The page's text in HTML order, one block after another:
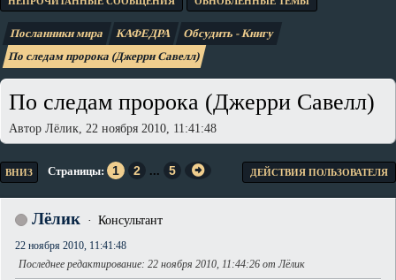
Посланники мира КАФЕДРА
Обсудить - Книгу
По следам пророка (Джерри Савелл)
По следам пророка (Джерри Савелл)
Автор Лёлик, 22 ноября 2010, 11:41:48
ВНИЗ Страницы 1 2 ... 5 ДЕЙСТВИЯ ПОЛЬЗОВАТЕЛЯ
Лёлик Консультант
22 ноября 2010, 11:41:48
Последнее редактирование: 22 ноября 2010, 11:44:26 от Лёлик